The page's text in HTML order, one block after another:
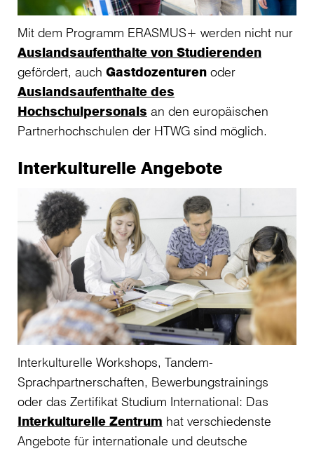
Mit dem Programm ERASMUS+ werden nicht nur
Auslandsaufenthalte von Studierenden
gefördert, auch Gastdozenturen oder
Auslandsaufenthalte des
Hochschulpersonals an den europäischen
Partnerhochschulen der HTWG sind möglich.
Interkulturelle Angebote
Interkulturelle Workshops, Tandem-
Sprachpartnerschaften, Bewerbungstrainings
oder das Zertifikat Studium International: Das
Interkulturelle Zentrum hat verschiedenste
Angebote für internationale und deutsche